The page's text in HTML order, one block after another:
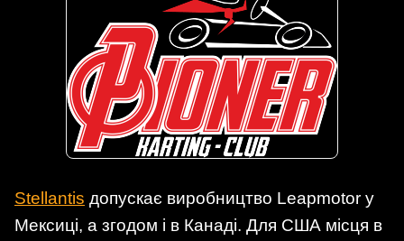
Stellantis допускає виробництво Leapmotor у
Мексиці, а згодом і в Канаді. Для США місця в